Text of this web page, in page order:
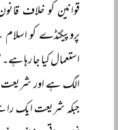
قوانین کو خلاف
پروپیگنڈے کو
استعمال کیا جا رہا
الگ ہے اور شریعت
جبکہ شریعت ایک